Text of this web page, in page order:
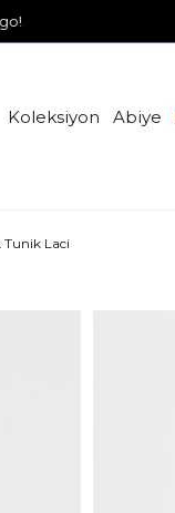
Koleksiyon Abiye
Tunik Laci